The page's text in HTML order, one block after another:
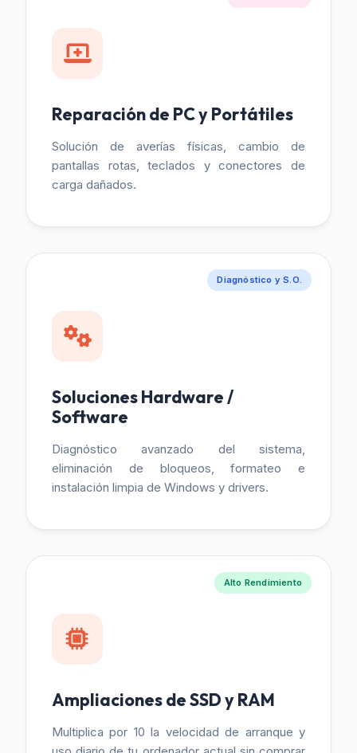
Reparación de PC y Portátiles
Solución de averías físicas, cambio de
pantallas rotas, teclados y conectores de
carga dañados.
Diagnóstico y S.O.
Soluciones Hardware /
Software
Diagnóstico avanzado del sistema,
eliminación de bloqueos, formateo e
instalación limpia de Windows y drivers.
Alto Rendimiento
Ampliaciones de SSD y RAM
Multiplica por 10 la velocidad de arranque y